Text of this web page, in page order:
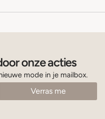
onze acties
mode in je mailbox.